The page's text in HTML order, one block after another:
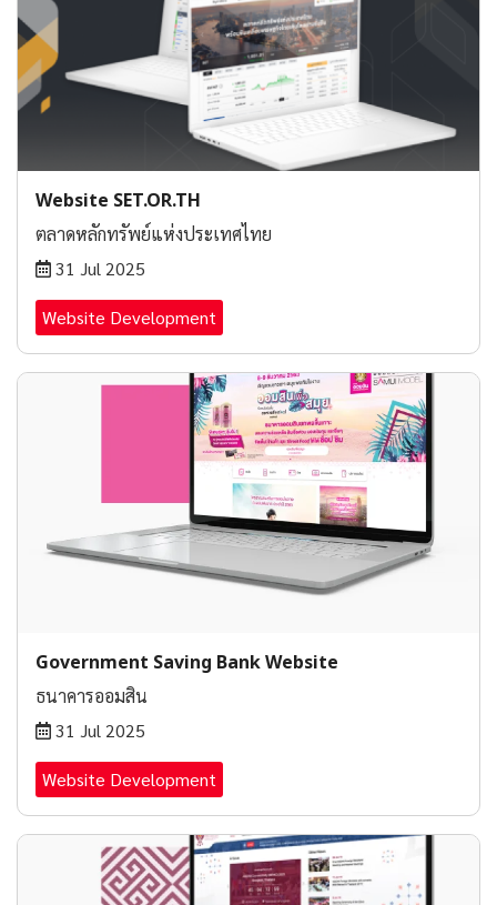
Website SET.OR.TH
ตลาดหลักทรัพย์แห่งประเทศไทย
31 Jul 2025
Website Development
Government Saving Bank Website
ธนาคารออมสิน
31 Jul 2025
Website Development